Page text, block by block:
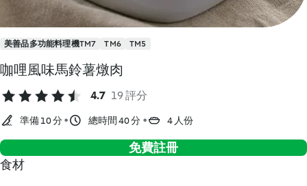
美善品多功能料理機TM7 TM6 TM5
咖哩風味馬鈴薯燉肉
4.7 19 評分
準備 10 分 總時間 40 分 4 人份
免費註冊
食材